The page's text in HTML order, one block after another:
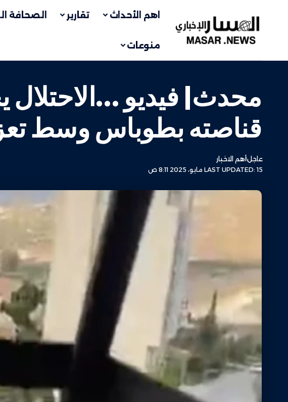
اهم الأحداث تقارير الصحافة
منوعات
محدث| فيديو
قناصته بطوباس وسط
LAST UPDATED: 15 مايو، 2025 8:11 ص
عاجلأهم الاخبار